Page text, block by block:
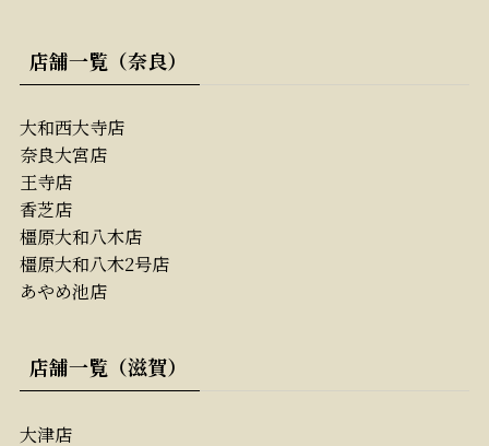
店舗一覧（奈良）
大和西大寺店
奈良大宮店
王寺店
香芝店
橿原大和八木店
橿原大和八木2号店
あやめ池店
店舗一覧（滋賀）
大津店